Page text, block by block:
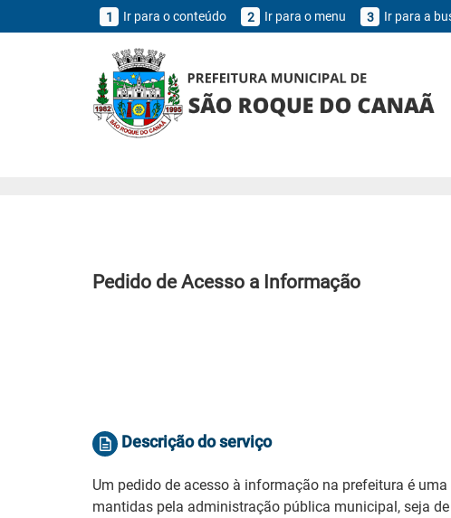
1 Ir para o conteúdo 2 Ir para o menu 3 Ir para a
Pedido de Acesso a Informação
Descrição do serviço
Um pedido de acesso à informação na prefeitura é
mantidas pela administração pública municipal, seja